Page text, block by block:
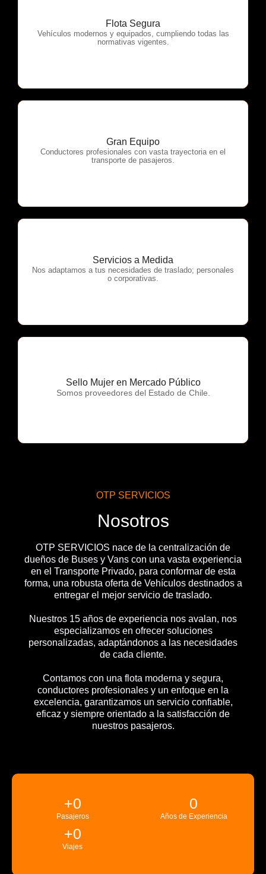
Flota Segura
Vehículos modernos y equipados, cumpliendo todas las
normativas vigentes.
OTP Servicios
Gran Equipo
Conductores profesionales con vasta trayectoria en el
transporte de pasajeros.
OTP Servicios
Servicios a Medida
Nos adaptamos a tus necesidades de traslado; personales
o corporativas.
OTP Servicios
Sello Mujer en Mercado Público
Somos proveedores del Estado de Chile.
OTP Servicios
OTP SERVICIOS
Nosotros
OTP SERVICIOS nace de la centralización de
dueños de Buses y Vans con una vasta experiencia
en el Transporte Privado, para conformar de esta
forma, una robusta oferta de Vehículos destinados a
entregar el mejor servicio de traslado.
Nuestros 15 años de experiencia nos avalan, nos
especializamos en ofrecer soluciones
personalizadas, adaptándonos a las necesidades
de cada cliente.
Contamos con una flota moderna y segura,
conductores profesionales y un enfoque en la
excelencia, garantizamos un servicio confiable,
eficaz y siempre orientado a la satisfacción de
nuestros pasajeros.
Pasajeros
+0
Años de Experiencia
0
Viajes
+0